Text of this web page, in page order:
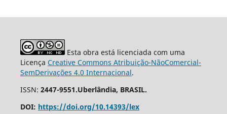
Esta obra está licenciada com uma
Licença Creative Commons Atribuição-NãoComercial-
SemDerivações 4.0 Internacional.
ISSN: 2447-9551.Uberlândia, BRASIL.
DOI: https://doi.org/10.14393/lex